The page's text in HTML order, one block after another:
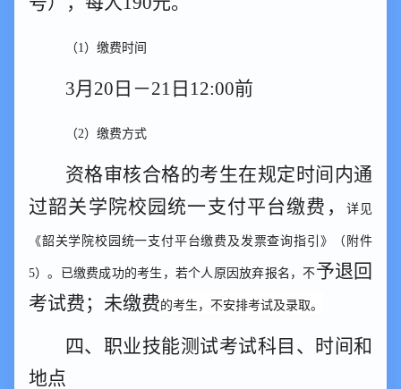
（1）缴费时间
3月 20 日 －21 日 12:00前
（2）缴费方式
资格审核合格的考生在规定时间内通
过韶关学院校园统一支付平台缴费 ， 详见
《韶关学院校园统一支付平台缴费及发票查询指引》（附件
5）。已缴费成功的考生，若个人原因放弃报名，不予退回
考试费；未缴费的考生，不安排考试及录取。
四、职业技能测试考试科目 、 时间和
地点